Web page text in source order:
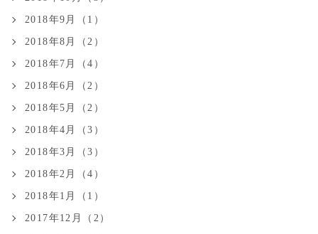
2018年9月（1）
2018年8月（2）
2018年7月（4）
2018年6月（2）
2018年5月（2）
2018年4月（3）
2018年3月（3）
2018年2月（4）
2018年1月（1）
2017年12月（2）